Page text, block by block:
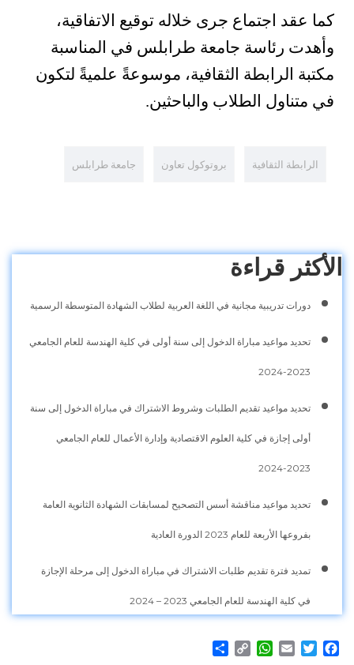
كما عقد اجتماع جرى خلاله توقيع الاتفاقية،
وأهدت رئاسة جامعة طرابلس في المناسبة
مكتبة الرابطة الثقافية، موسوعةً علميةً لتكون
في متناول الطلاب والباحثين.
الرابطة الثقافية بروتوكول تعاون جامعة طرابلس
الأكثر قراءة
دورات تدريبية مجانية في اللغة العربية لطلاب الشهادة المتوسطة الرسمية
تحديد مواعيد مباراة الدخول إلى سنة أولى في كلية الهندسة للعام الجامعي
2023-2024
تحديد مواعيد تقديم الطلبات وشروط الاشتراك في مباراة الدخول إلى سنة
أولى إجازة في كلية العلوم الاقتصادية وإدارة الأعمال للعام الجامعي
2023-2024
تحديد مواعيد مناقشة أسس التصحيح لمسابقات الشهادة الثانوية العامة
بفروعها الأربعة للعام 2023 الدورة العادية
تمديد فترة تقديم طلبات الاشتراك في مباراة الدخول إلى مرحلة الإجازة
في كلية الهندسة للعام الجامعي 2023 – 2024
Facebook
Twitter
Email
WhatsApp
Copy